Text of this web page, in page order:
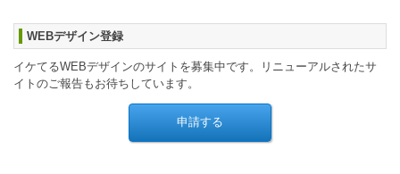
WEBデザイン登録
イケてるWEBデザインのサイトを募集中です。リニューアルされたサ
イトのご報告もお待ちしています。